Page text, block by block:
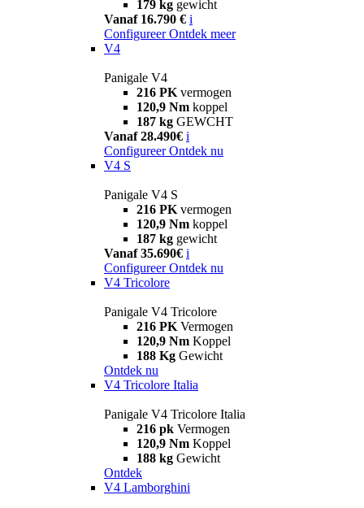
179 kg gewicht
Vanaf 16.790 € i
Configureer Ontdek meer
V4
Panigale V4
216 PK vermogen
120,9 Nm koppel
187 kg GEWCHT
Vanaf 28.490€ i
Configureer Ontdek nu
V4 S
Panigale V4 S
216 PK vermogen
120,9 Nm koppel
187 kg gewicht
Vanaf 35.690€ i
Configureer Ontdek nu
V4 Tricolore
Panigale V4 Tricolore
216 PK Vermogen
120,9 Nm Koppel
188 Kg Gewicht
Ontdek nu
V4 Tricolore Italia
Panigale V4 Tricolore Italia
216 pk Vermogen
120,9 Nm Koppel
188 kg Gewicht
Ontdek
V4 Lamborghini